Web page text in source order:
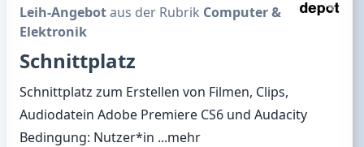
Leih-Angebotaus der Rubrik Computer &
Elektronik
Schnittplatz
Schnittplatz zum Erstellen von Filmen, Clips,
Audiodatein Adobe Premiere CS6 und Audacity
Bedingung: Nutzer*in ...mehr